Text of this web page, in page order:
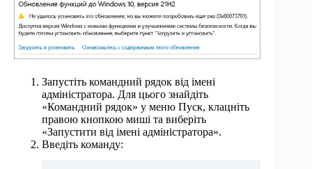
Запустіть командний рядок від імені
адміністратора. Для цього знайдіть
«Командний рядок» у меню Пуск, клацніть
правою кнопкою миші та виберіть
«Запустити від імені адміністратора».
Введіть команду: